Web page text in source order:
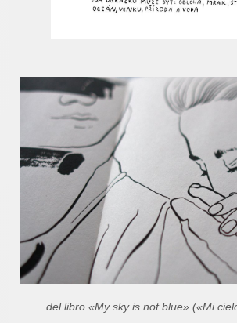
del libro «My sky is not blue» («Mi